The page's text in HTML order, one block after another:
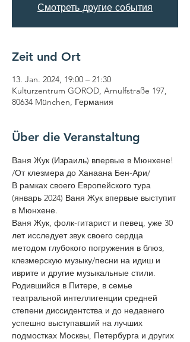
Смотреть другие события
Zeit und Ort
13. Jan. 2024, 19:00 – 21:30
Kulturzentrum GOROD, Arnulfstraße 197,
80634 München, Германия
Über die Veranstaltung
Ваня Жук (Израиль) впервые в Мюнхене!
/От клезмера до Ханаана Бен-Ари/
В рамках своего Европейского тура
(январь 2024) Ваня Жук впервые выступит
в Мюнхене.
Ваня Жук, фолк-гитарист и певец, уже 30
лет исследует звук своего сердца
методом глубокого погружения в блюз,
клезмерскую музыку/песни на идиш и
иврите и другие музыкальные стили.
Родившийся в Питере, в семье
театральной интеллигенции средней
степени диссидентства и до недавнего
успешно выступавший на лучших
подмостках Москвы, Петербурга и других